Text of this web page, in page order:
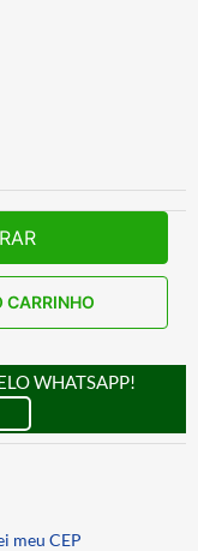
CARRINHO
WHATSAPP!
meu CEP